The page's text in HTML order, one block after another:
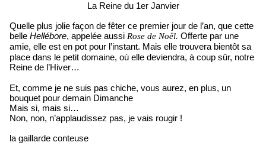
La Reine du 1er Janvier
Quelle plus jolie façon de fêter ce premier jour de l’an, que cette
belle Hellébore, appelée aussi Rose de Noël. Offerte par une
amie, elle est en pot pour l’instant. Mais elle trouvera bientôt sa
place dans le petit domaine, où elle deviendra, à coup sûr, notre
Reine de l’Hiver…
Et, comme je ne suis pas chiche, vous aurez, en plus, un
bouquet pour demain Dimanche
Mais si, mais si…
Non, non, n’applaudissez pas, je vais rougir !
la gaillarde conteuse